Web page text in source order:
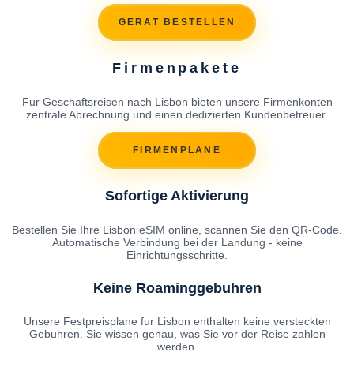
GERAT BESTELLEN
Firmenpakete
Fur Geschaftsreisen nach Lisbon bieten unsere Firmenkonten
zentrale Abrechnung und einen dedizierten Kundenbetreuer.
FIRMENPLANE
Sofortige Aktivierung
Bestellen Sie Ihre Lisbon eSIM online, scannen Sie den QR-Code.
Automatische Verbindung bei der Landung - keine
Einrichtungsschritte.
Keine Roaminggebuhren
Unsere Festpreisplane fur Lisbon enthalten keine versteckten
Gebuhren. Sie wissen genau, was Sie vor der Reise zahlen
werden.